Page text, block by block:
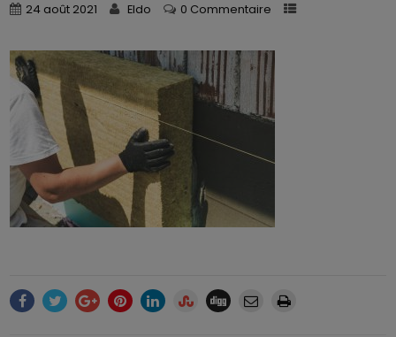
24 août 2021 Eldo 0 Commentaire